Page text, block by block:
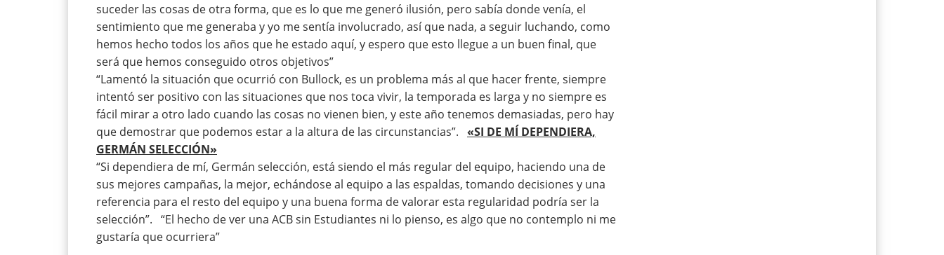
suceder las cosas de otra forma, que es lo que me generó ilusión, pero sabía donde venía, el
sentimiento que me generaba y yo me sentía involucrado, así que nada, a seguir luchando, como
hemos hecho todos los años que he estado aquí, y espero que esto llegue a un buen final, que
será que hemos conseguido otros objetivos”
“Lamentó la situación que ocurrió con Bullock, es un problema más al que hacer frente, siempre
intentó ser positivo con las situaciones que nos toca vivir, la temporada es larga y no siempre es
fácil mirar a otro lado cuando las cosas no vienen bien, y este año tenemos demasiadas, pero hay
que demostrar que podemos estar a la altura de las circunstancias”. «SI DE MÍ DEPENDIERA,
GERMÁN SELECCIÓN»
“Si dependiera de mí, Germán selección, está siendo el más regular del equipo, haciendo una de
sus mejores campañas, la mejor, echándose al equipo a las espaldas, tomando decisiones y una
referencia para el resto del equipo y una buena forma de valorar esta regularidad podría ser la
selección”. “El hecho de ver una ACB sin Estudiantes ni lo pienso, es algo que no contemplo ni me
gustaría que ocurriera”